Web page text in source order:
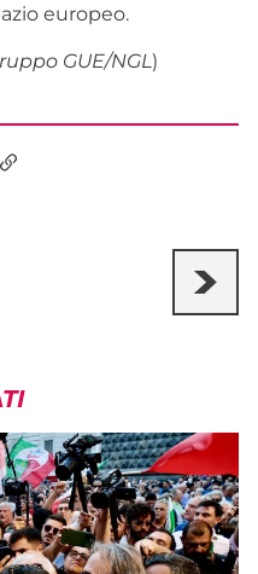
europeo.
GUE/NGL )